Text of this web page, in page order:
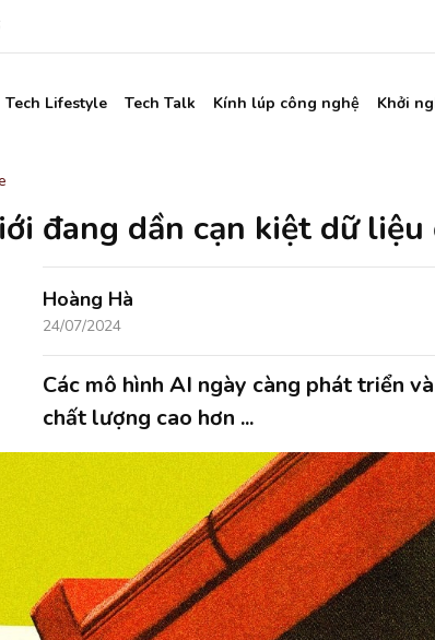
Tech Lifestyle Tech Talk Kính lúp công nghệ Khởi
đang dần cạn kiệt dữ liệu
Hoàng Hà
24/07/2024
Các mô hình AI ngày càng phát triển
chất lượng cao hơn ...